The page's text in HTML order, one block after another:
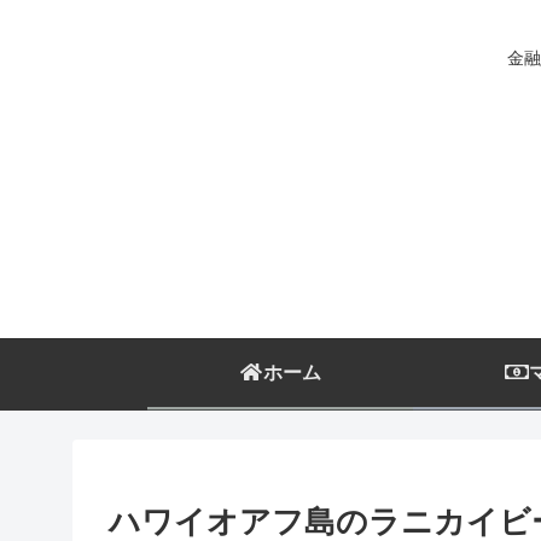
金
ホーム
ハワイオアフ島のラニカイ